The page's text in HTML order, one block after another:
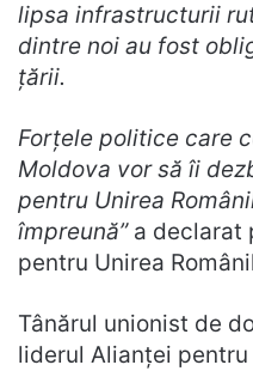
lipsa infrastructurii
dintre noi au fost
țării.
Forțele politice care
Moldova vor să îi
pentru Unirea
împreună” a declarat
pentru Unirea
Tânărul unionist de
liderul Alianței